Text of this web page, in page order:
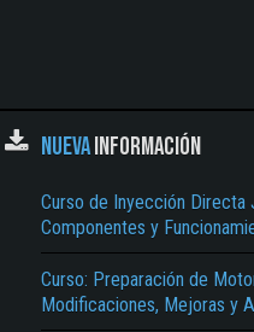
NUEVAINFORMACIÓN
Curso de Inyección
Componentes y
Curso: Preparación de
Modificaciones, Mejoras y